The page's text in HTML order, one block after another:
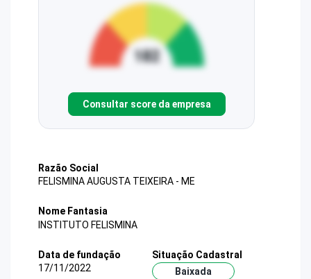
Consultar score da empresa
Razão Social
FELISMINA AUGUSTA TEIXEIRA - ME
Nome Fantasia
INSTITUTO FELISMINA
Data de fundação
17/11/2022
Situação Cadastral
Baixada